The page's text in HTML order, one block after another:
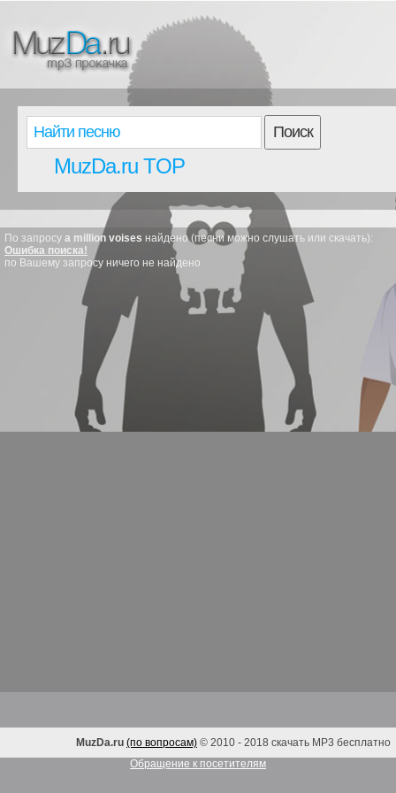
Поиск
MuzDa.ru TOP
По запросу a million voises найдено (песни можно слушать или скачать):
Ошибка поиска!
по Вашему запросу ничего не найдено
MuzDa.ru (по вопросам) © 2010 - 2018 скачать MP3 бесплатно
Обращение к посетителям